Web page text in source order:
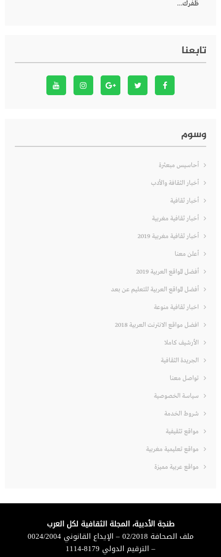
ظفرك…
تابعنا
وسوم
أحاسيس مبعثرة
أخبار الثقافة والأدب
أخبار ثقافية
أخبار ثقافية مغربية
أخبار ثقافية مغربية 2019
أعلن معنا
أفضل المواقع العربية 2019
أفضل المواقع العربية للتعليم عن بعد
اخبار ثقافية منوعة
افضل مواقع الانترنت العربية 2018
الأرشيف كاملا
الجريدة الثقافية
تواصل معنا
سياسة الخصوصية
شروط الخدمة
مواقع تثقيفية
مواقع تعليمية مغربية
مواقع عربية مميزة
طنجة الأدبية، المجلة الثقافية لكل العرب
ملف الصحافة 02/2018 – الإيداع القانوني 0024/2004
– الترقيم الدولي 8179-1114